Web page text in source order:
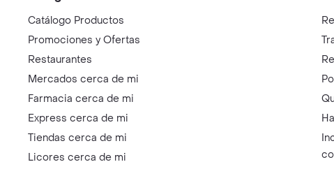
Catálogo Productos
Promociones y Ofertas
Restaurantes
Mercados cerca de mi
Farmacia cerca de mi
Express cerca de mi
Tiendas cerca de mi
Licores cerca de mi